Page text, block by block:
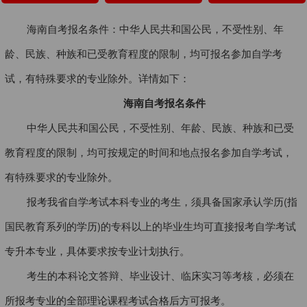
海南自考报名条件：中华人民共和国公民，不受性别、年
龄、民族、种族和已受教育程度的限制，均可报名参加自学考
试，有特殊要求的专业除外。详情如下：
海南自考报名条件
中华人民共和国公民，不受性别、年龄、民族、种族和已受
教育程度的限制，均可按规定的时间和地点报名参加自学考试，
有特殊要求的专业除外。
报考我省自学考试本科专业的考生，须具备国家承认学历(指
国民教育系列的学历)的专科以上的毕业生均可直接报考自学考试
专升本专业，具体要求按专业计划执行。
考生的本科论文答辩、毕业设计、临床实习等考核，必须在
所报考专业的全部理论课程考试合格后方可报考。